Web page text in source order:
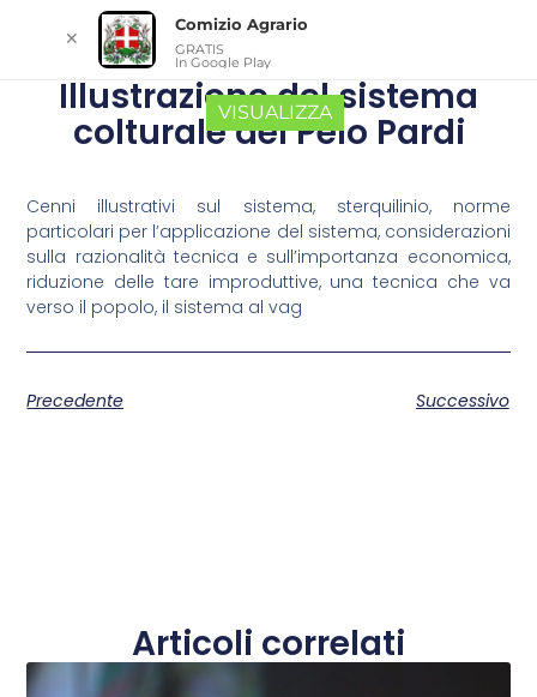
Illustrazione del sistema
colturale del Pelo Pardi
Cenni illustrativi sul sistema, sterquilinio, norme
particolari per l’applicazione del sistema, considerazioni
sulla razionalità tecnica e sull’importanza economica,
riduzione delle tare improduttive, una tecnica che va
verso il popolo, il sistema al vag
Precedente Successivo
Articoli correlati
✕
Comizio Agrario
GRATIS
In Google Play
VISUALIZZA